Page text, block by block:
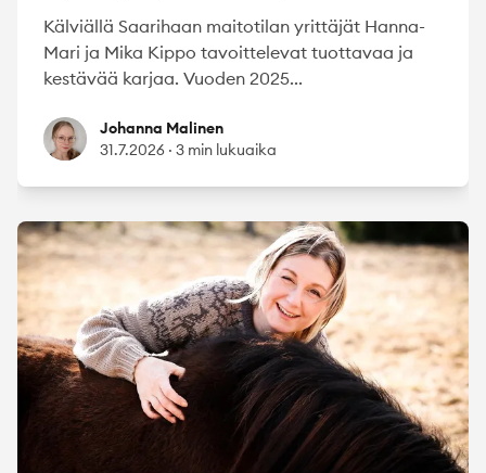
Kälviällä Saarihaan maitotilan yrittäjät Hanna-
Mari ja Mika Kippo tavoittelevat tuottavaa ja
kestävää karjaa. Vuoden 2025...
Johanna Malinen
Johanna Malinen
31.7.2026 · 3 min lukuaika